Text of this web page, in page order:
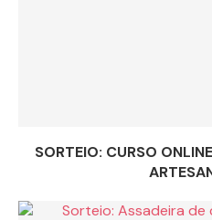
SORTEIO: CURSO